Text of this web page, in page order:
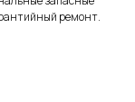
ремонт.